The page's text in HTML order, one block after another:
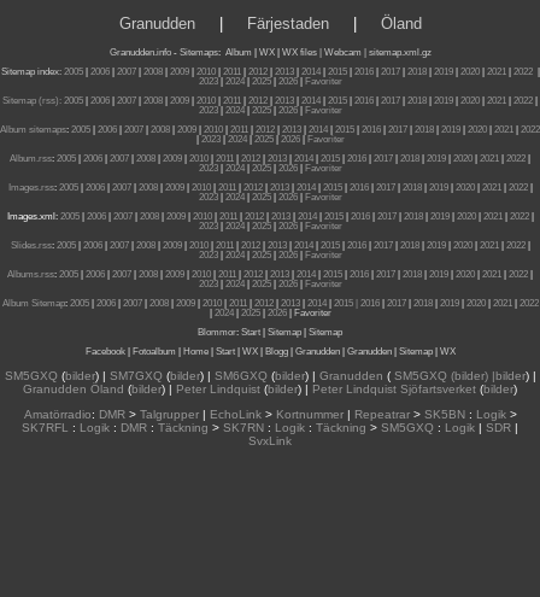
Granudden| Färjestaden| Öland
Granudden.info- Sitemaps: Album WX WX files | Webcam |
sitemap.xml.gz
Sitemap index: 2005| 2006| 2007| 2008| 2009| 2010| 2011| 2012| 2013| 2014| 2015| 2016| 2017| 2018| 2019| 2020| 2021| 2022|
2023| 2024| 2025| 2026|
Favoriter
Sitemap (rss): 2005 2006 2007 2008 2009 2010 2011 2012 2013 2014 2015 2016 2017 2018 2019 2020 2021 2022
2023| 2024| 2025| 2026|
Favoriter
Album sitemaps: 2005 2006 2007 2008 2009 2010 2011 2012 2013 2014 2015 2016 2017 2018 2019 2020 2021
2022
2023| 2024| 2025| 2026|
Favoriter
Album.rss: 2005 2006 2007 2008 2009 2010 2011 2012 2013 2014 2015 2016 2017 2018 2019 2020 2021 2022
2023| 2024| 2025| 2026|
Favoriter
Images.rss: 2005| 2006| 2007| 2008| 2009| 2010| 2011| 2012| 2013| 2014| 2015| 2016| 2017| 2018| 2019| 2020| 2021| 2022|
2023| 2024| 2025| 2026|
Favoriter
Images.xml: 2005| 2006| 2007| 2008| 2009| 2010| 2011| 2012| 2013| 2014| 2015| 2016| 2017| 2018| 2019| 2020| 2021| 2022|
2023| 2024| 2025| 2026|
Favoriter
Slides.rss: 2005| 2006| 2007| 2008| 2009| 2010| 2011| 2012| 2013| 2014| 2015| 2016| 2017| 2018| 2019| 2020| 2021| 2022|
2023| 2024| 2025| 2026|
Favoriter
Albums.rss: 2005 2006 2007 2008 2009 2010 2011 2012 2013 2014 2015 2016 2017 2018 2019 2020 2021 2022
2023| 2024| 2025| 2026|
Favoriter
Album Sitemap: 2005| 2006| 2007| 2008| 2009| 2010| 2011| 2012| 2013| 2014| 2015 | 2016| 2017| 2018| 2019| 2020| 2021| 2022
2024| 2025| 2026|
Favoriter
Blommor: Start Sitemap
Sitemap
Facebook| Fotoalbum Home| Start| WX| Blogg| Granudden| Granudden| Sitemap| WX
SM5GXQ(bilder) | SM7GXQ(bilder) | SM6GXQ(bilder) | Granudden (SM5GXQ (bilder) |bilder) |
Granudden Öland (bilder) | Peter Lindquist (bilder) | Peter Lindquist Sjöfartsverket (bilder)
Amatörradio: DMR> Talgrupper| EchoLink> Kortnummer| Repeatrar> SK5BN: Logik>
SK7RFL
: Logik : DMR : Täckning > SK7RN : Logik : Täckning > SM5GXQ : Logik | SDR |
SvxLink